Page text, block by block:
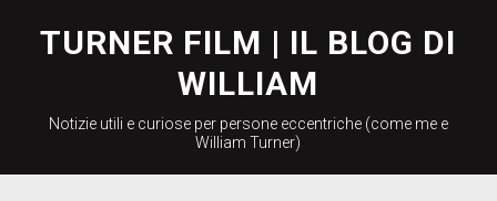
content
TURNER FILM | IL BLOG DI
WILLIAM
Notizie utili e curiose per persone eccentriche (come me e
William Turner)